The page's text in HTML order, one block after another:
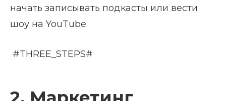
начать записывать подкасты или вести
шоу на YouTube.
#THREE_STEPS#